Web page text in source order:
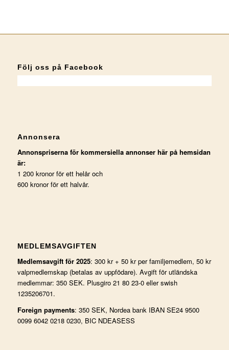
Följ oss på Facebook
Annonsera
Annonspriserna för kommersiella annonser här på hemsidan
är:
1 200 kronor för ett helår och
600 kronor för ett halvår.
MEDLEMSAVGIFTEN
Medlemsavgift för 2025: 300 kr + 50 kr per familjemedlem, 50 kr
valpmedlemskap (betalas av uppfödare). Avgift för utländska
medlemmar: 350 SEK. Plusgiro 21 80 23-0 eller swish
1235206701.
Foreign payments: 350 SEK, Nordea bank IBAN SE24 9500
0099 6042 0218 0230, BIC NDEASESS